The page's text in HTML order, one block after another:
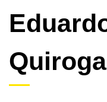
Quiroga